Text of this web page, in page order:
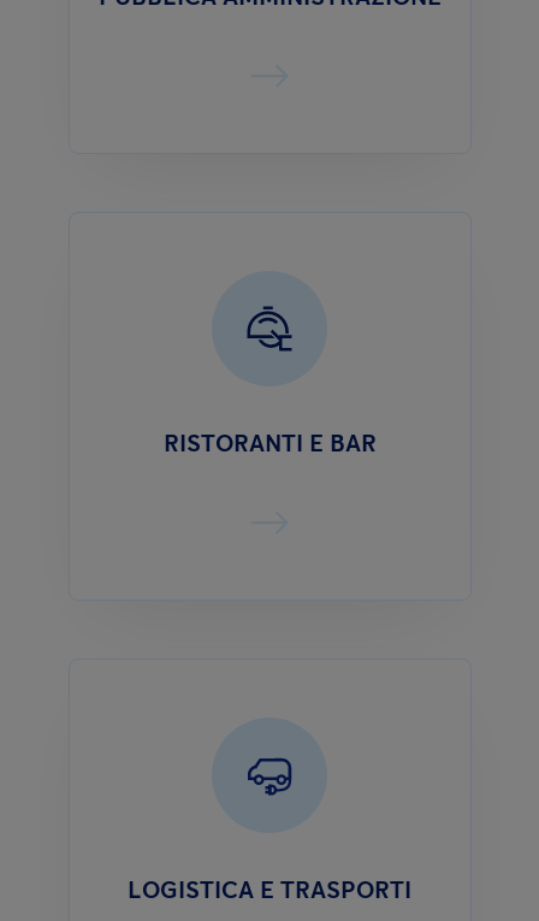
RISTORANTI E BAR
LOGISTICA E TRASPORTI